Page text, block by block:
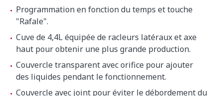
Programmation en fonction du temps et touche
"Rafale".
Cuve de 4,4L équipée de racleurs latéraux et axe
haut pour obtenir une plus grande production.
Couvercle transparent avec orifice pour ajouter
des liquides pendant le fonctionnement.
Couvercle avec joint pour éviter le débordement du